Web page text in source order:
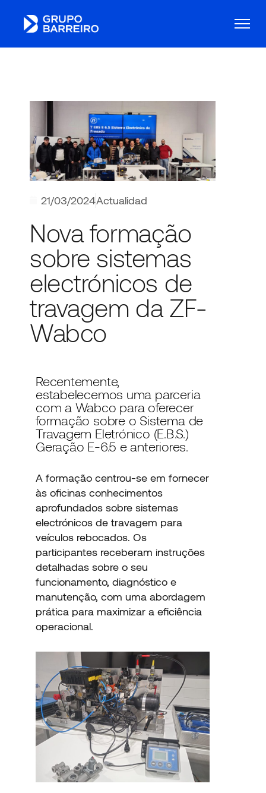
21/03/2024Actualidad
Nova formação
sobre sistemas
electrónicos de
travagem da ZF-
Wabco
Recentemente,
estabelecemos uma parceria
com a Wabco para oferecer
formação sobre o Sistema de
Travagem Eletrónico (E.B.S.)
Geração E-6.5 e anteriores.
A formação centrou-se em fornecer
às oficinas conhecimentos
aprofundados sobre sistemas
electrónicos de travagem para
veículos rebocados. Os
participantes receberam instruções
detalhadas sobre o seu
funcionamento, diagnóstico e
manutenção, com uma abordagem
prática para maximizar a eficiência
operacional.